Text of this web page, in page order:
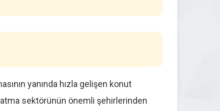
Lucea – Avizeciler Sitesi Tavcam Avize Aydınlatma
yanında hızla gelişen konut
sektörünün önemli şehirlerinden